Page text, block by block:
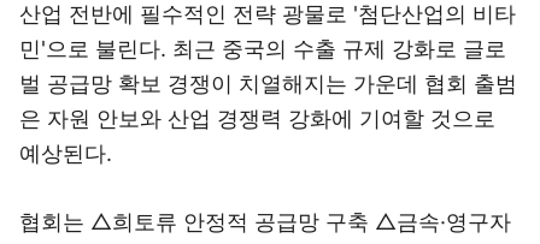
산업 전반에 필수적인 전략 광물로 '첨단산업의 비타
민'으로 불린다. 최근 중국의 수출 규제 강화로 글로
벌 공급망 확보 경쟁이 치열해지는 가운데 협회 출범
은 자원 안보와 산업 경쟁력 강화에 기여할 것으로
예상된다.
협회는 △희토류 안정적 공급망 구축 △금속·영구자